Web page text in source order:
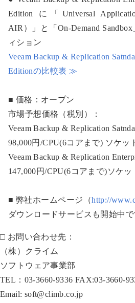
Edition に「Universal
AIR）」と「On-Demand
ィション
Veeam Backup & Replication
Editionの比較表 ≫
■ 価格： オープン
市場予想価格（税別）：
Veeam Backup & Replication
98,000円/CPU(6コアまで) ソケッ
Veeam Backup & Replication
147,000円/CPU(6コアまで)ソケッ
■ 弊社ホームページ（http://
ダウンロードサービスも開始中で
□ お問い合わせ先：
（株）クライム
ソフトウェア事業部
TEL：03-3660-9336 FAX:03-3660-
Email: soft@climb.co.jp